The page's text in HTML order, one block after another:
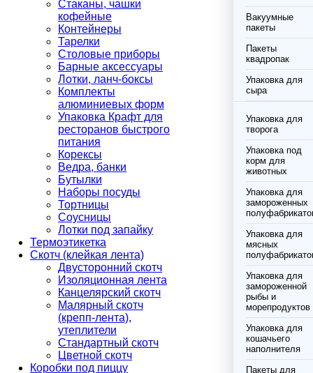
Стаканы, чашки
кофейные
Контейнеры
Тарелки
Столовые приборы
Барные аксессуары
Лотки, ланч-боксы
Комплекты
алюминиевых форм
Упаковка Крафт для
ресторанов быстрого
питания
Корексы
Ведра, банки
Бутылки
Наборы посуды
Тортницы
Соусницы
Лотки под запайку
Термоэтикетка
Скотч (клейкая лента)
Двусторонний скотч
Изоляционная лента
Канцелярский скотч
Малярный скотч
(крепп-лента),
утеплители
Стандартный скотч
Цветной скотч
Коробки под пиццу
Вакуумные
пакеты
Пакеты
квадропак
Упаковка для
сыра
Упаковка для
творога
Упаковка под
корм для
животных
Упаковка для
замороженных
Упаковка для
мясных
Упаковка для
замороженной
рыбы и
морепродуктов
Упаковка для
кошачьего
наполнителя
Пакеты для